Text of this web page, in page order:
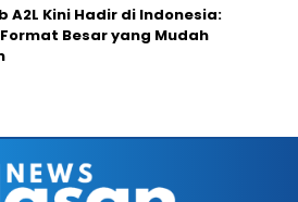
A2L Kini Hadir di Indonesia:
Besar yang Mudah